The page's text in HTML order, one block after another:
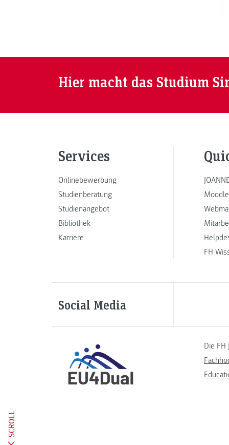
SCROLL
Hier macht das Studium
Services
Onlinebewerbung
Studienberatung
Studienangebot
Bibliothek
Karriere
FH
Social Media
Die FH